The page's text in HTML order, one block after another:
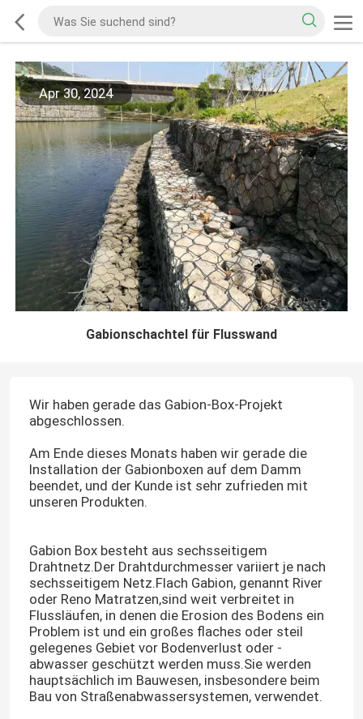
Apr 30, 2024
Gabionschachtel für Flusswand
Wir haben gerade das Gabion-Box-Projekt
abgeschlossen.
Am Ende dieses Monats haben wir gerade die
Installation der Gabionboxen auf dem Damm
beendet, und der Kunde ist sehr zufrieden mit
unseren Produkten.
Gabion Box besteht aus sechsseitigem
Drahtnetz.Der Drahtdurchmesser variiert je nach
sechsseitigem Netz.Flach Gabion, genannt River
oder Reno Matratzen,sind weit verbreitet in
Flussläufen, in denen die Erosion des Bodens ein
Problem ist und ein großes flaches oder steil
gelegenes Gebiet vor Bodenverlust oder -
abwasser geschützt werden muss.Sie werden
hauptsächlich im Bauwesen, insbesondere beim
Bau von Straßenabwassersystemen, verwendet.